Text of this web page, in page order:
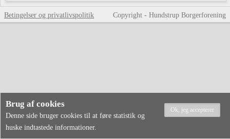
Betingelser og privatlivspolitik Copyright - Hundstrup Borgerforening
Brug af cookies
Denne side bruger cookies til at føre statistik og
huske indtastede informationer.